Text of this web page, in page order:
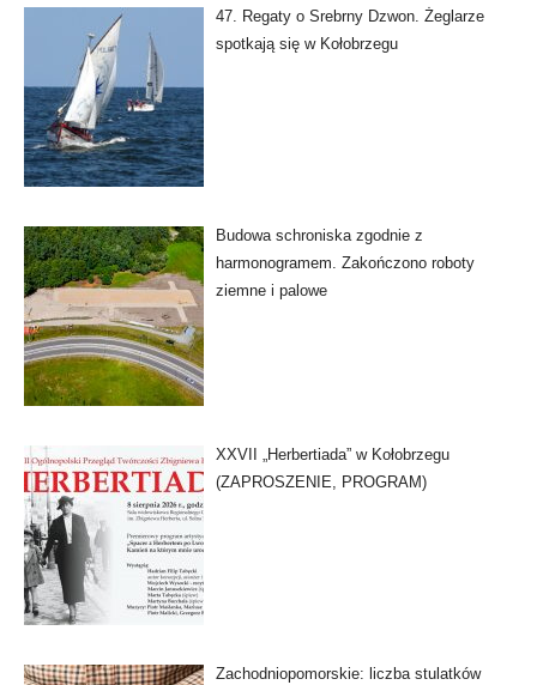
47. Regaty o Srebrny Dzwon. Żeglarze
spotkają się w Kołobrzegu
Budowa schroniska zgodnie z
harmonogramem. Zakończono roboty
ziemne i palowe
XXVII „Herbertiada” w Kołobrzegu
(ZAPROSZENIE, PROGRAM)
Zachodniopomorskie: liczba stulatków